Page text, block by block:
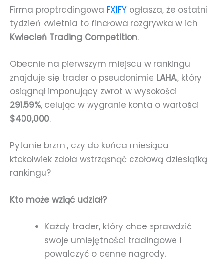
Firma proptradingowa FXIFY ogłasza, że ostatni
tydzień kwietnia to finałowa rozgrywka w ich
Kwiecień Trading Competition.
Obecnie na pierwszym miejscu w rankingu
znajduje się trader o pseudonimie LAHA., który
osiągnął imponujący zwrot w wysokości
291.59%, celując w wygranie konta o wartości
$400,000.
Pytanie brzmi, czy do końca miesiąca
ktokolwiek zdoła wstrząsnąć czołową dziesiątką
rankingu?
Kto może wziąć udział?
Każdy trader, który chce sprawdzić
swoje umiejętności tradingowe i
powalczyć o cenne nagrody.